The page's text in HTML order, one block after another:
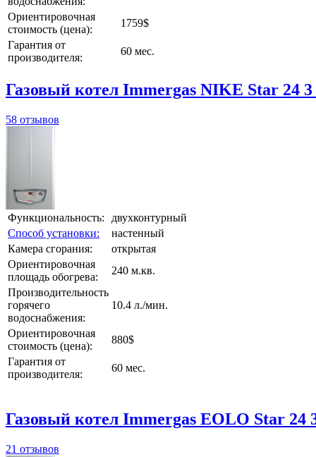
Ориентировочная
стоимость (цена):
1759$
Гарантия от
производителя:
60 мес.
Газовый котел Immergas NIKE Star 24 3
58 отзывов
Функциональность:
двухконтурный
Способ установки:
настенный
Камера сгорания:
открытая
Ориентировочная
площадь обогрева:
240 м.кв.
Производительность
горячего
водоснабжения:
10.4 л./мин.
Ориентировочная
стоимость (цена):
880$
Гарантия от
производителя:
60 мес.
Газовый котел Immergas EOLO Star 24
21 отзывов